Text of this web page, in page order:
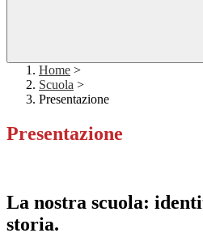
Home >
Scuola >
Presentazione
Presentazione
La nostra scuola:
storia.